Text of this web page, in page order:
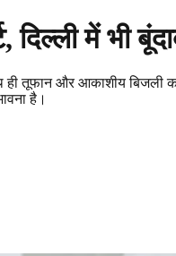
में भी
तूफान और आकाशीय बिजली
है।